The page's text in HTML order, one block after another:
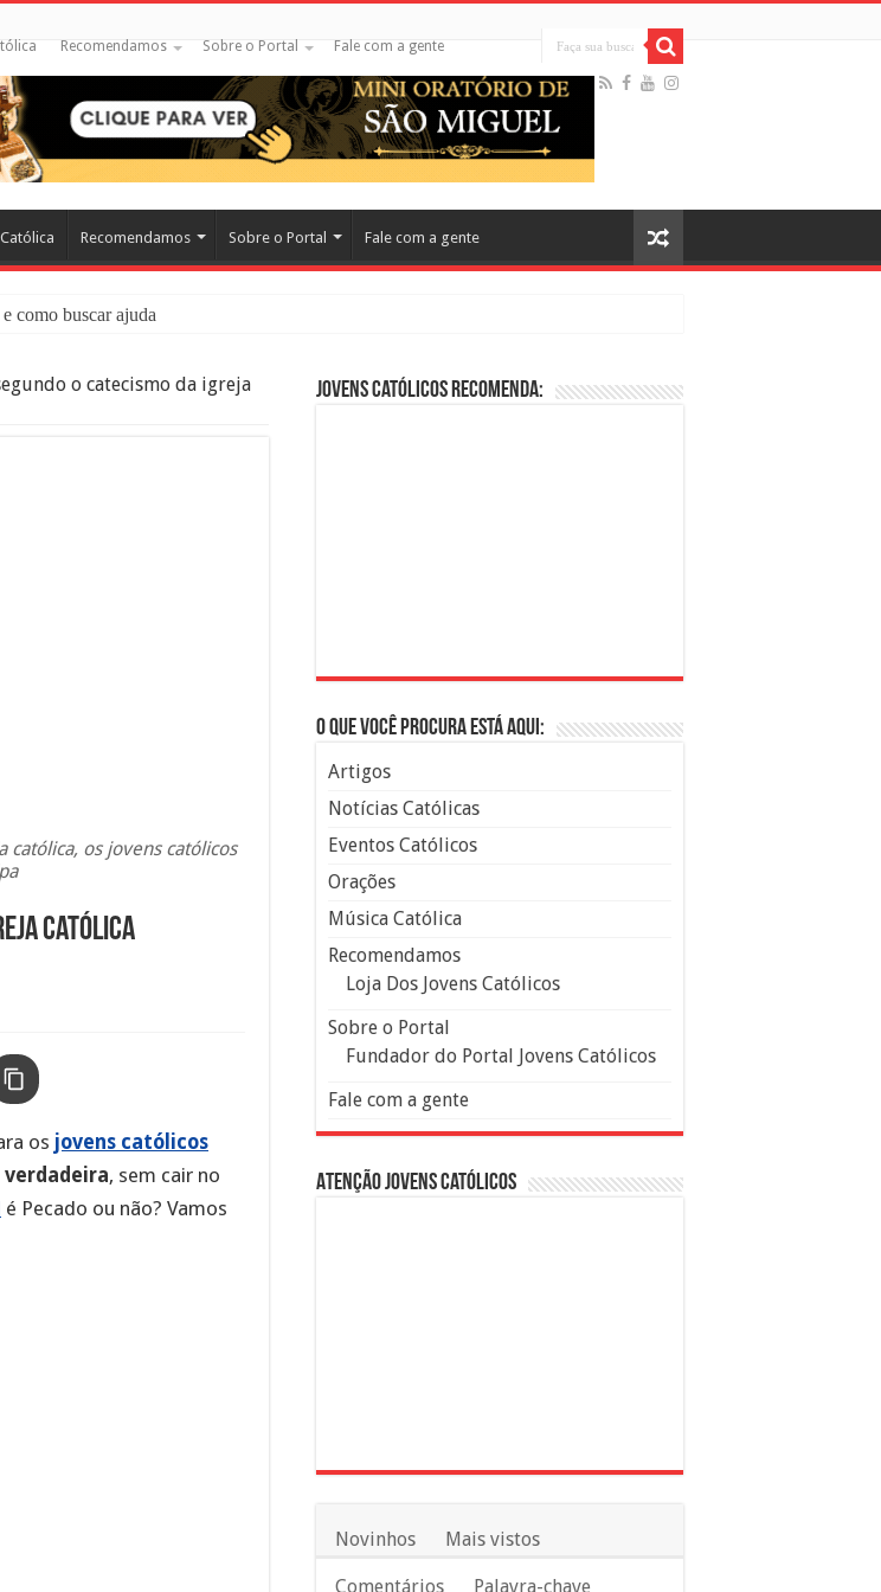
Recomendamos Sobre o Portal Fale com a gente
Recomendamos Sobre o Portal Fale com a gente
como buscar ajuda
O Documentário Que Vai Tocar os Católicos no Cinema
o catecismo da igreja
católica, os jovens católicos
católica
os jovens católicos
verdadeira, sem cair no
é Pecado ou não? Vamos
Jovens Católicos Recomenda:
O que você procura está aqui:
Artigos
Notícias Católicas
Eventos Católicos
Orações
Música Católica
Recomendamos
Loja Dos Jovens Católicos
Sobre o Portal
Fundador do Portal Jovens Católicos
Fale com a gente
Atenção Jovens Católicos
Novinhos Mais vistos
Comentários Palavra-chave